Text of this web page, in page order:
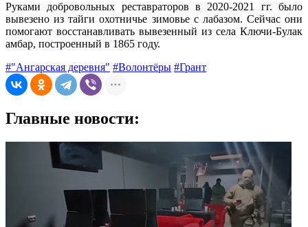
Руками добровольных реставраторов в 2020-2021 гг. было
вывезено из тайги охотничье зимовье с лабазом. Сейчас они
помогают восстанавливать вывезенный из села Ключи-Булак
амбар, построенный в 1865 году.
#"Ангарская деревня" #Волонтёры #Грант
Главные новости: